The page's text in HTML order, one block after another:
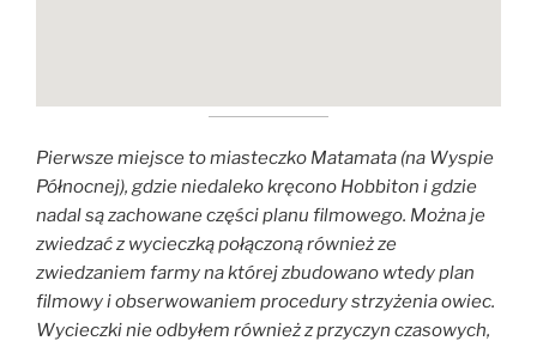
Pierwsze miejsce to miasteczko Matamata (na Wyspie
Północnej), gdzie niedaleko kręcono Hobbiton i gdzie
nadal są zachowane części planu filmowego. Można je
zwiedzać z wycieczką połączoną również ze
zwiedzaniem farmy na której zbudowano wtedy plan
filmowy i obserwowaniem procedury strzyżenia owiec.
Wycieczki nie odbyłem również z przyczyn czasowych,